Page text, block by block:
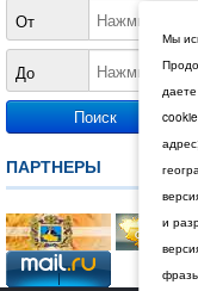
От
До
ПАРТНЕРЫ
Мы
и